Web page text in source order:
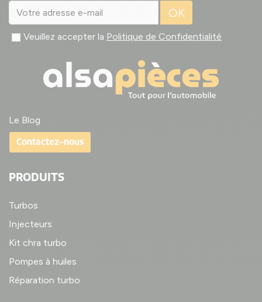
OK
Veuillez accepter la Politique de Confidentialité
Le Blog
Contactez-nous
PRODUITS
Turbos
Injecteurs
Kit chra turbo
Pompes à huiles
Réparation turbo